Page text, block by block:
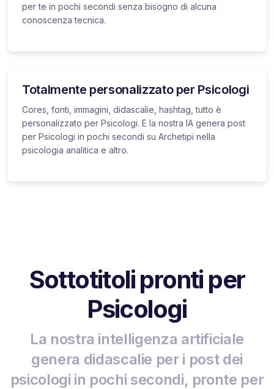
per te in pochi secondi senza bisogno di alcuna
conoscenza tecnica.
Totalmente personalizzato per Psicologi
Cores, fonti, immagini, didascalie, hashtag, tutto è
personalizzato per Psicologi. E la nostra IA genera post
per Psicologi in pochi secondi su Archetipi nella
psicologia analitica e altro.
Sottotitoli pronti per
Psicologi
La nostra intelligenza artificiale
genera didascalie per i post dei
psicologi in pochi secondi, pronte per